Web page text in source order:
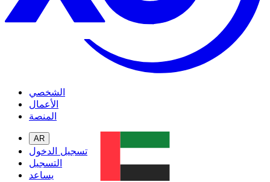
الشخصي
الأعمال
المنصة
AR
تسجيل الدخول
التسجيل
يساعد